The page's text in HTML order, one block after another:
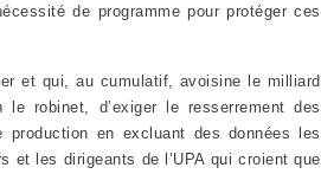
de programme pour protéger ces
et qui, au cumulatif, avoisine le milliard
robinet, d’exiger le resserrement des
en excluant des données les
et les dirigeants de l’UPA qui croient que